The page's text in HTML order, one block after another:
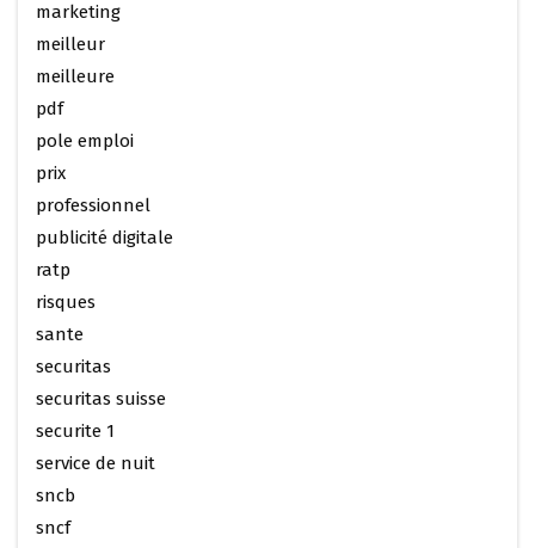
marketing
meilleur
meilleure
pdf
pole emploi
prix
professionnel
publicité digitale
ratp
risques
sante
securitas
securitas suisse
securite 1
service de nuit
sncb
sncf